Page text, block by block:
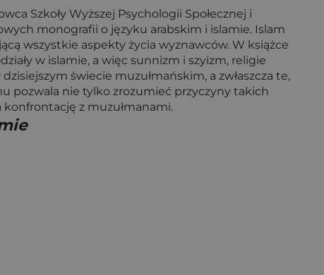
Szkoły Wyższej Psychologii Społecznej i
monografii o języku arabskim i islamie. Islam
wszystkie aspekty życia wyznawców. W książce
w islamie, a więc sunnizm i szyizm, religie
świecie muzułmańskim, a zwłaszcza te,
pozwala nie tylko zrozumieć przyczyny takich
konfrontację z muzułmanami.